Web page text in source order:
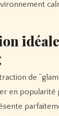
de
en popularité